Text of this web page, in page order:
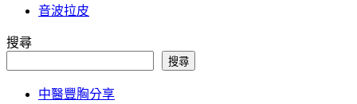
音波拉皮
搜尋
搜尋
中醫豐胸分享